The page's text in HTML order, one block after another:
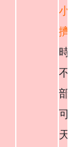
小
擠
時
不
部
可
天